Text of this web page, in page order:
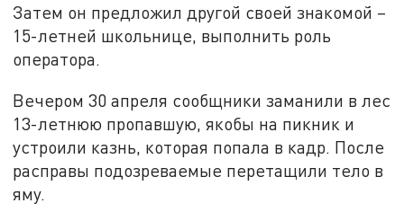
Затем он предложил другой своей знакомой –
15-летней школьнице, выполнить роль
оператора.
Вечером 30 апреля сообщники заманили в лес
13-летнюю пропавшую, якобы на пикник и
устроили казнь, которая попала в кадр. После
расправы подозреваемые перетащили тело в
яму.